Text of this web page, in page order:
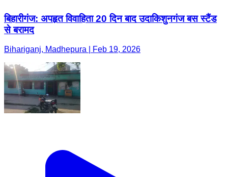
बिहारीगंज: अपहृत विवाहिता 20 दिन बाद उदाकिशुनगंज बस स्टैंड
से बरामद
Bihariganj, Madhepura | Feb 19, 2026